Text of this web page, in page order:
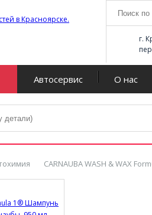
г.
Автосервис О нас
CARNAUBA WASH & WAX